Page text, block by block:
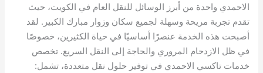
الاحمدي واحدة من أبرز الوسائل للنقل العام في الكويت، حيث
تقدم تجربة مريحة وسهلة لجميع سكان وزوار مبارك الكبير. لقد
أصبحت هذه الخدمة عنصرًا أساسيًا في حياة الكثيرين، خصوصًا
في ظل الازدحام المروري والحاجة إلى النقل السريع. تخصص
خدمات تاكسي الاحمدي في توفير حلول نقل متعددة، تشمل: